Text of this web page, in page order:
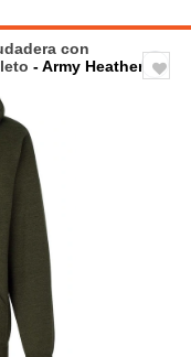
con
- Army Heather